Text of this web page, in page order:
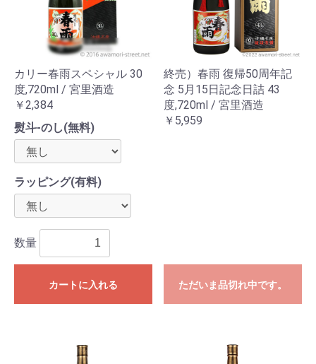
カリー春雨スペシャル 30
度,720ml / 宮里酒造
￥2,384
熨斗-のし(無料)
ラッピング(有料)
数量
カートに入れる
終売）春雨 復帰50周年記
念 5月15日記念日詰 43
度,720ml / 宮里酒造
￥5,959
ただいま品切れ中です。